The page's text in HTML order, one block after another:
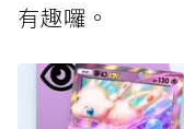
有趣囉。